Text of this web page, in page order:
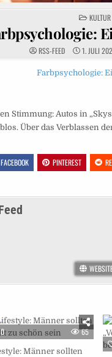
POSTED
IN
KULTUR
RSS-FEED 1. JULI
Stimmung: Autos in
Über das Verblassen
FACEBOOK PINTEREST
0 65
Männer sollten